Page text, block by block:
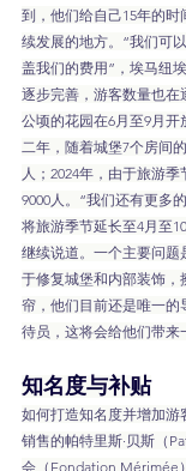
到，他们给自己15年的
续发展的地方。“我们可
盖我们的费用”，埃马纽
逐步完善，游客数量也在
公顷的花园在6月至9月开
二年，随着城堡7个房间
人；2024年，由于旅游
9000人。“我们还有更多
将旅游季节延长至4月至
继续说道。一个主要问题
于修复城堡和内部装饰
帘，他们目前还是唯一
待员，这将会给他们带来
知名度与补贴
如何打造知名度并增加
销售的帕特里斯·贝斯（
会（Fondation Mérimée